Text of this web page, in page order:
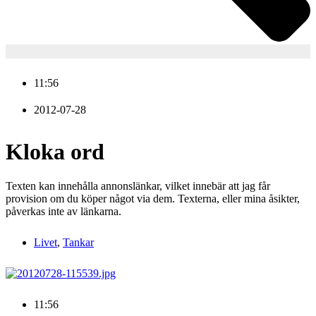
11:56
2012-07-28
Kloka ord
Texten kan innehålla annonslänkar, vilket innebär att jag får
provision om du köper något via dem. Texterna, eller mina åsikter,
påverkas inte av länkarna.
Livet, Tankar
11:56